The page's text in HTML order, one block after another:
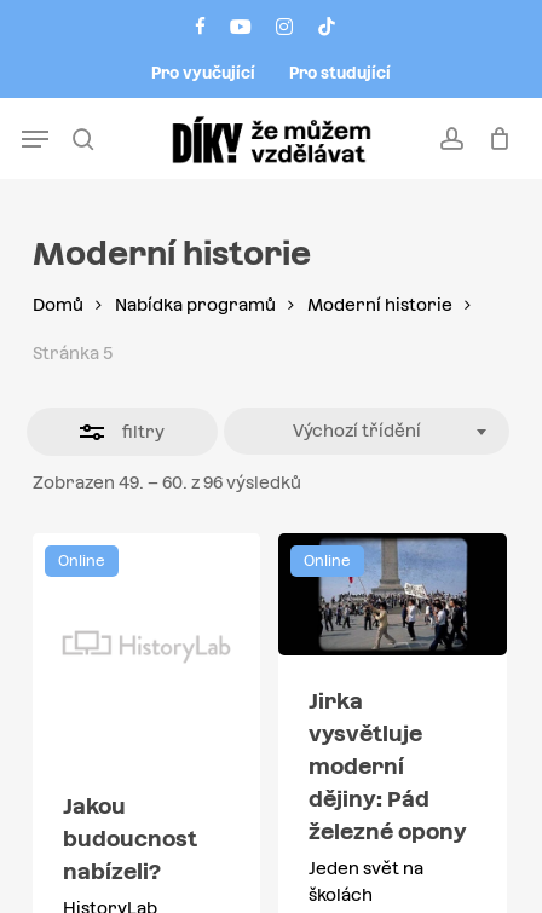
facebookyoutubeinstagram
tiktok
Pro vyučující Pro studující
account
Menu
Moderní historie
Domů Nabídka programů Moderní historie
Stránka 5
filtry
Zobrazen 49. – 60. z 96 výsledků
Výchozí třídění
Online
Jakou
budoucnost
nabízeli?
HistoryLab
Online
Jirka
vysvětluje
moderní
dějiny: Pád
železné opony
Jeden svět na
školách